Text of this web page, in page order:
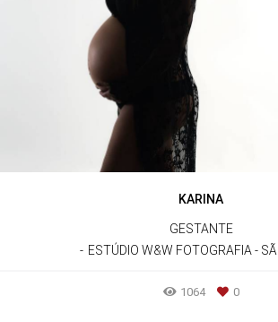
KARINA
GESTANTE
ESTÚDIO W&W FOTOGRAFIA -
1064 0